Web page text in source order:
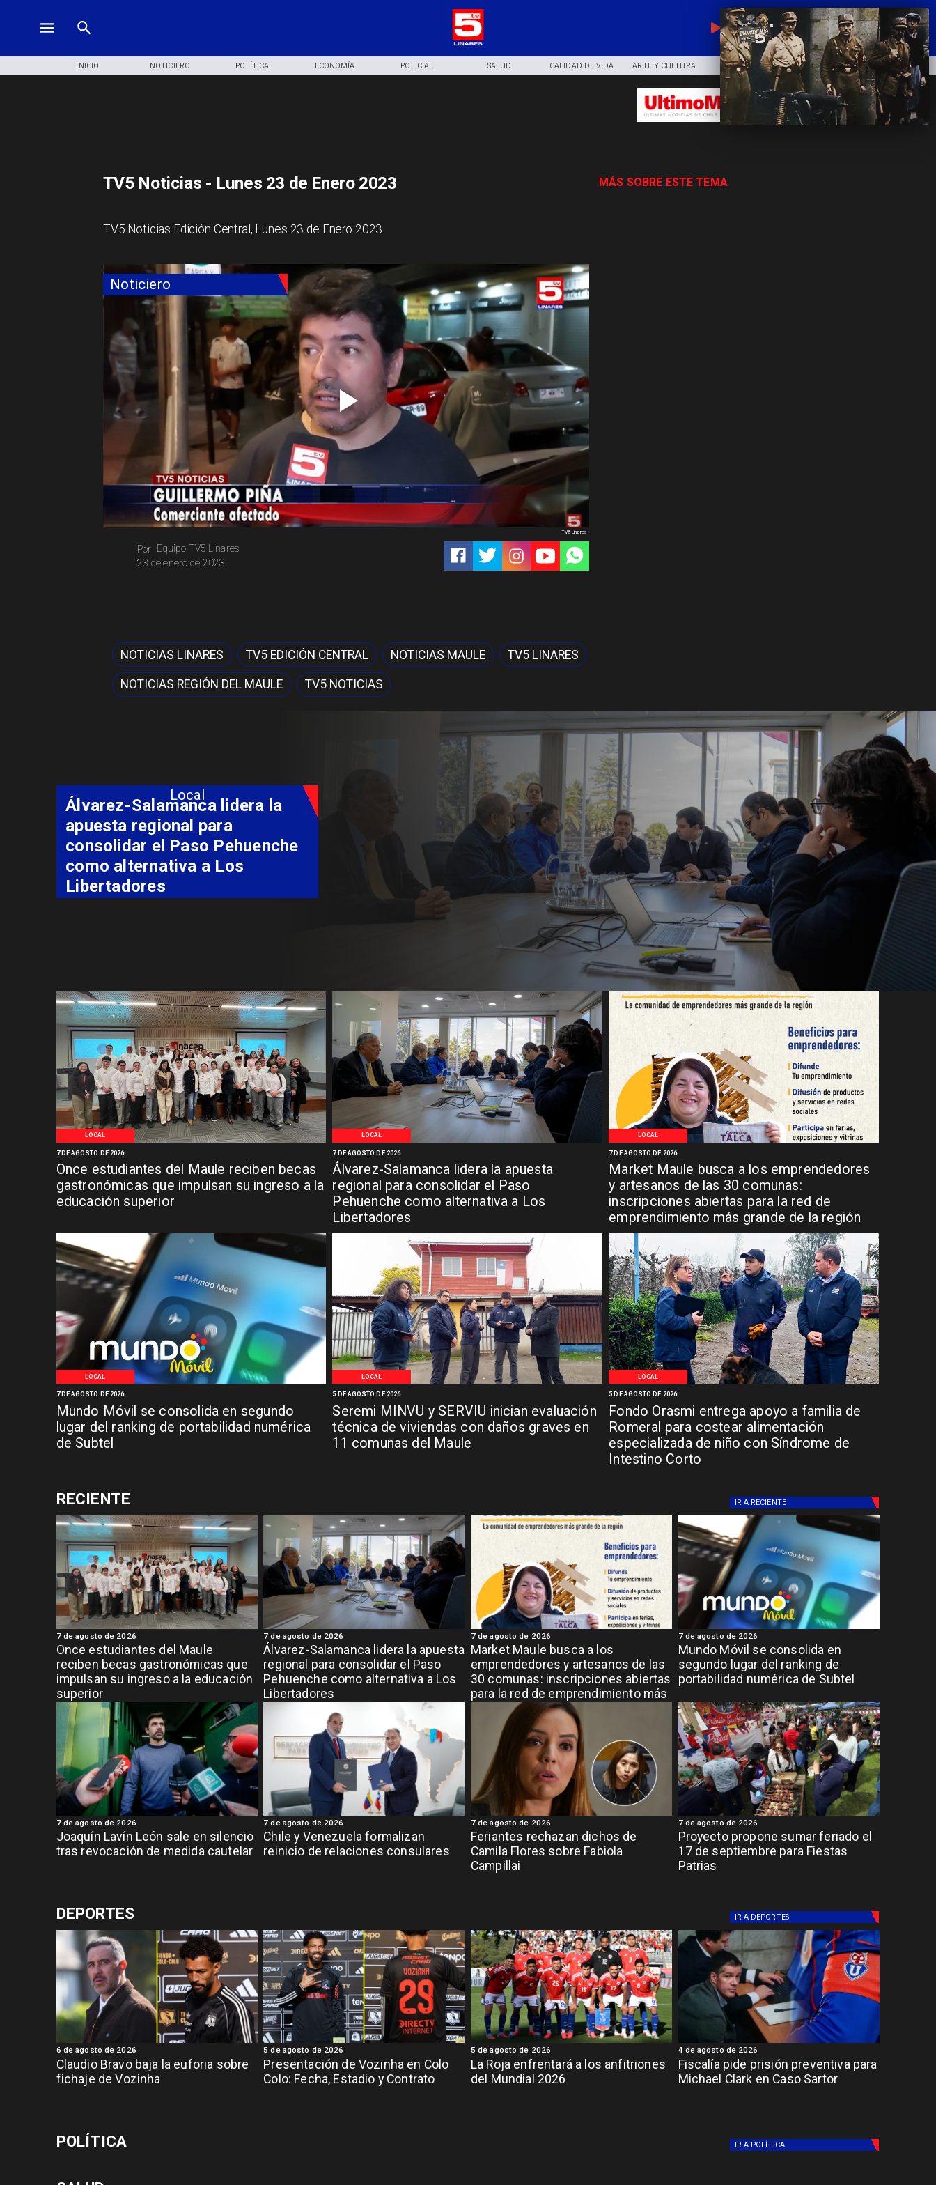
EN VIVO
INICIO NOTICIERO POLÍTICA ECONOMÍA POLICIAL SALUD CALIDAD DE VIDA ARTE Y CULTURA COMUNIDAD DEPORTES
Noticiero
Equipo TV5 Linares
Por
23 de enero de 2023
TV5 Linares
MÁS SOBRE ESTE TEMA
TV5 Noticias - Lunes 23 de Enero 2023
TV5 Noticias Edición Central, Lunes 23 de Enero 2023.
NOTICIAS LINARES TV5 EDICIÓN CENTRAL NOTICIAS MAULE TV5 LINARES
NOTICIAS REGIÓN DEL MAULE TV5 NOTICIAS
LOCAL
Once estudiantes del Maule reciben becas
gastronómicas que impulsan su ingreso a la
educación superior
7 DE AGOSTO DE 2026
LOCAL
Álvarez-Salamanca lidera la apuesta
regional para consolidar el Paso
Pehuenche como alternativa a Los
Libertadores
7 DE AGOSTO DE 2026
LOCAL
Market Maule busca a los emprendedores
y artesanos de las 30 comunas:
inscripciones abiertas para la red de
emprendimiento más grande de la región
7 DE AGOSTO DE 2026
LOCAL
Mundo Móvil se consolida en segundo
lugar del ranking de portabilidad numérica
de Subtel
7 DE AGOSTO DE 2026
LOCAL
Seremi MINVU y SERVIU inician evaluación
técnica de viviendas con daños graves en
11 comunas del Maule
5 DE AGOSTO DE 2026
LOCAL
Fondo Orasmi entrega apoyo a familia de
Romeral para costear alimentación
especializada de niño con Síndrome de
Intestino Corto
5 DE AGOSTO DE 2026
Local
Álvarez-Salamanca lidera la
apuesta regional para
consolidar el Paso Pehuenche
como alternativa a Los
Libertadores
RECIENTE IR A RECIENTE
Once estudiantes del Maule
reciben becas gastronómicas que
impulsan su ingreso a la educación
superior
7 de agosto de 2026
Álvarez-Salamanca lidera la apuesta
regional para consolidar el Paso
Pehuenche como alternativa a Los
Libertadores
7 de agosto de 2026
Market Maule busca a los
emprendedores y artesanos de las
30 comunas: inscripciones abiertas
para la red de emprendimiento más
grande de la región
7 de agosto de 2026
Mundo Móvil se consolida en
segundo lugar del ranking de
portabilidad numérica de Subtel
7 de agosto de 2026
Joaquín Lavín León sale en silencio
tras revocación de medida cautelar
7 de agosto de 2026
Chile y Venezuela formalizan
reinicio de relaciones consulares
7 de agosto de 2026
Feriantes rechazan dichos de
Camila Flores sobre Fabiola
Campillai
7 de agosto de 2026
Proyecto propone sumar feriado el
17 de septiembre para Fiestas
Patrias
7 de agosto de 2026
DEPORTES IR A DEPORTES
Claudio Bravo baja la euforia sobre
fichaje de Vozinha
6 de agosto de 2026
Presentación de Vozinha en Colo
Colo: Fecha, Estadio y Contrato
5 de agosto de 2026
La Roja enfrentará a los anfitriones
del Mundial 2026
5 de agosto de 2026
Fiscalía pide prisión preventiva para
Michael Clark en Caso Sartor
4 de agosto de 2026
POLÍTICA IR A POLÍTICA